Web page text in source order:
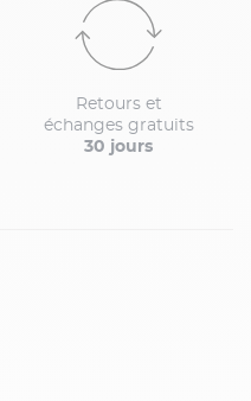
Retours et
échanges gratuits
30 jours